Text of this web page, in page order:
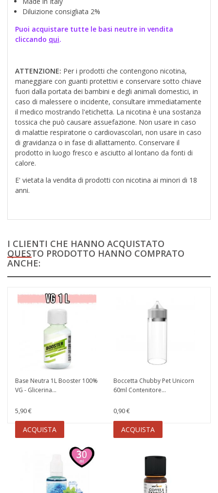
Diluizione consigliata 2%
Puoi acquistare tutte le basi neutre in vendita
cliccando qui.
ATTENZIONE: Per i prodotti che contengono nicotina,
maneggiare con guanti protettivi e conservare sotto chiave
fuori dalla portata dei bambini e degli animali domestici, in
caso di malessere o incidente, consultare immediatamente
il medico mostrando l'etichetta. La nicotina è una sostanza
tossica che può causare assuefazione. Non usare in caso
di malattie respiratorie o cardiovascolari, non usare in caso
di gravidanza o in fase di allattamento. Conservare il
prodotto in luogo fresco e asciutto al lontano da fonti di
calore.
E' vietata la vendita di prodotti con nicotina ai minori di 18
anni.
I CLIENTI CHE HANNO ACQUISTATO
QUESTO PRODOTTO HANNO COMPRATO
ANCHE:
Base Neutra 1L Booster 100%
VG - Glicerina...
5,90 €
ACQUISTA
Boccetta Chubby Pet Unicorn
60ml Contenitore...
0,90 €
ACQUISTA